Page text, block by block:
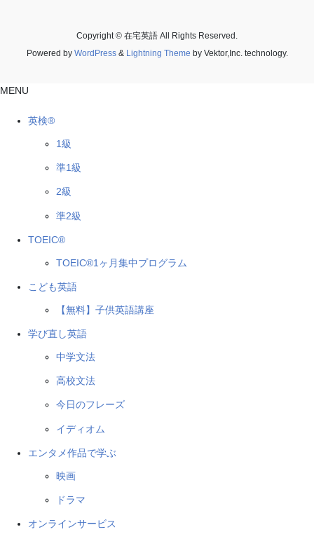
Copyright © 在宅英語 All Rights Reserved.
Powered by WordPress& Lightning Theme by Vektor,Inc. technology.
MENU
英検®
1級
準1級
2級
準2級
TOEIC®
TOEIC®1ヶ月集中プログラム
こども英語
【無料】子供英語講座
学び直し英語
中学文法
高校文法
今日のフレーズ
イディオム
エンタメ作品で学ぶ
映画
ドラマ
オンラインサービス